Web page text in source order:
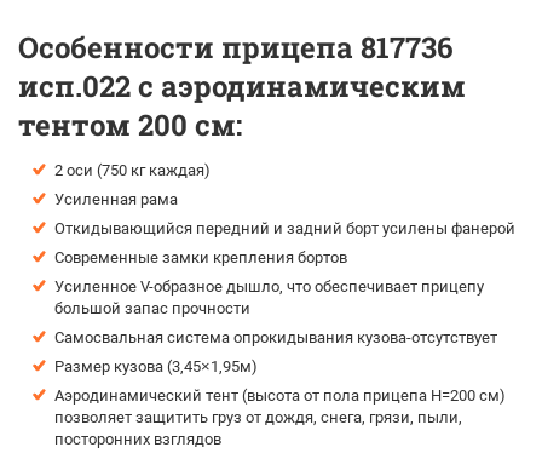
Особенности прицепа 817736
исп.022 с аэродинамическим
тентом 200 см:
2 оси (750 кг каждая)
Усиленная рама
Откидывающийся передний и задний борт усилены фанерой
Современные замки крепления бортов
Усиленное V-образное дышло, что обеспечивает прицепу
большой запас прочности
Самосвальная система опрокидывания кузова-отсутствует
Размер кузова (3,45×1,95м)
Аэродинамический тент (высота от пола прицепа H=200 см)
позволяет защитить груз от дождя, снега, грязи, пыли,
посторонних взглядов